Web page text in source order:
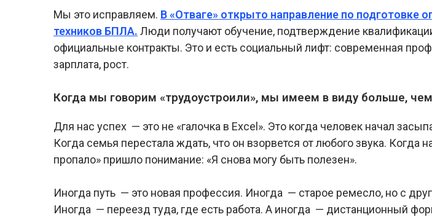
Мы это исправляем. В «Отваге» открыто направление по подготовке
техников БПЛА. Люди получают обучение, подтверждение
официальные контракты. Это и есть социальный лифт: современная
зарплата, рост.
Когда мы говорим «трудоустроили», мы имеем в виду больше,
Для нас успех — это не «галочка в Excel». Это когда человек начал
Когда семья перестала ждать, что он взорвется от любого звука. Когда
пропало» пришло понимание: «Я снова могу быть полезен».
Иногда путь — это новая профессия. Иногда — старое ремесло, но с
Иногда — переезд туда, где есть работа. А иногда — дистанционный